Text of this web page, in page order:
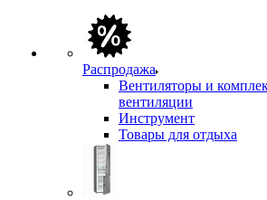
Распродажа
Вентиляторы и
вентиляции
Инструмент
Товары для отдыха